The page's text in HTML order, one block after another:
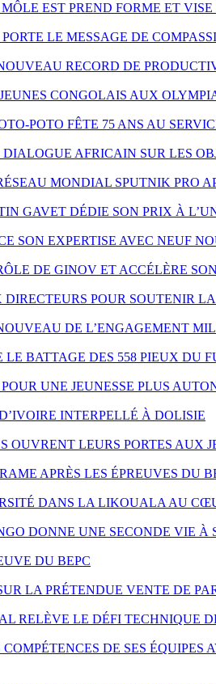
EST PREND FORME ET
LE MESSAGE DE
RECORD DE
CONGOLAIS AUX
POTO FÊTE 75 ANS AU
AFRICAIN SUR LES
MONDIAL SPUTNIK PRO
GAVET DÉDIE SON PRIX À
SON EXPERTISE AVEC NEUF
DE GINOV ET ACCÉLÈRE
POUR SOUTENIR
DE L’ENGAGEMENT
BATTAGE DES 558 PIEUX DU
UNE JEUNESSE PLUS
INTERPELLÉ À DOLISIE
OUVRENT LEURS PORTES AUX
APRÈS LES ÉPREUVES DU
DANS LA LIKOUALA AU
DONNE UNE SECONDE VIE À
DU BEPC
LA PRÉTENDUE VENTE DE
RELÈVE LE DÉFI TECHNIQUE
DE SES ÉQUIPES